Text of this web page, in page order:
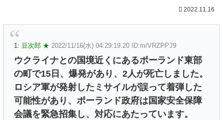
2022.11.16
1: 豆次郎 ★ 2022/11/16(水) 04:29:19.20 ID:m/VRZPPJ9
ウクライナとの国境近くにあるポーランド東部
の町で15日、爆発があり、2人が死亡しました。
ロシア軍が発射したミサイルが誤って着弾した
可能性があり、ポーランド政府は国家安全保障
会議を緊急招集し、対応にあたっています。